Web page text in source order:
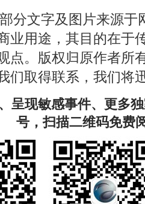
部分文字及图片来源
业用途，其目的在于
点。版权归原作者所
们取得联系，我们将
呈现敏感事件、更多
号，扫描二维码免费